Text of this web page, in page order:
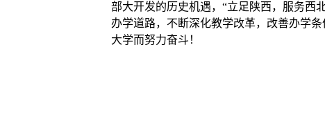
部大开发的历史机遇，“立足陕西，服务西
办学道路，不断深化教学改革，改善办学
大学而努力奋斗！